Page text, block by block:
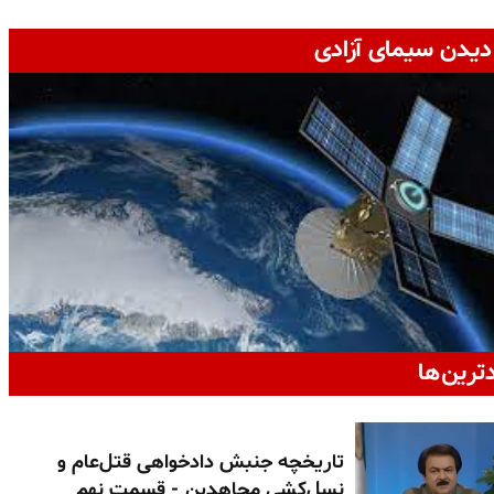
سیمای آزادی
تاریخچه جنبش دادخواهی قتل‌عام و